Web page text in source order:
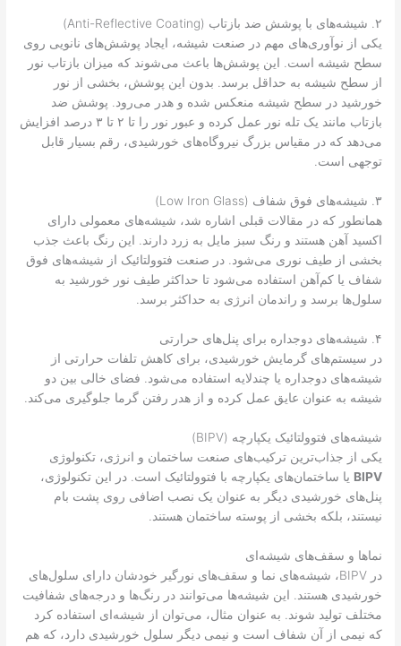
۲. شیشه‌های با پوشش ضد بازتاب (Anti-Reflective Coating)
یکی از نوآوری‌های مهم در صنعت شیشه، ایجاد پوشش‌های نانویی روی
سطح شیشه است. این پوشش‌ها باعث می‌شوند که میزان بازتاب نور
از سطح شیشه به حداقل برسد. بدون این پوشش، بخشی از نور
خورشید در سطح شیشه منعکس شده و هدر می‌رود. پوشش ضد
بازتاب مانند یک تله نور عمل کرده و عبور نور را تا ۲ تا ۳ درصد افزایش
می‌دهد که در مقیاس بزرگ نیروگاه‌های خورشیدی، رقم بسیار قابل
توجهی است.
۳. شیشه‌های فوق شفاف (Low Iron Glass)
همانطور که در مقالات قبلی اشاره شد، شیشه‌های معمولی دارای
اکسید آهن هستند و رنگ سبز مایل به زرد دارند. این رنگ باعث جذب
بخشی از طیف نوری می‌شود. در صنعت فتوولتائیک از شیشه‌های فوق
شفاف یا کم‌آهن استفاده می‌شود تا حداکثر طیف نور خورشید به
سلول‌ها برسد و راندمان انرژی به حداکثر برسد.
۴. شیشه‌های دوجداره برای پنل‌های حرارتی
در سیستم‌های گرمایش خورشیدی، برای کاهش تلفات حرارتی از
شیشه‌های دوجداره یا چندلایه استفاده می‌شود. فضای خالی بین دو
شیشه به عنوان عایق عمل کرده و از هدر رفتن گرما جلوگیری می‌کند.
شیشه‌های فتوولتائیک یکپارچه (BIPV)
یکی از جذاب‌ترین ترکیب‌های صنعت ساختمان و انرژی، تکنولوژی
BIPV یا ساختمان‌های یکپارچه با فتوولتائیک است. در این تکنولوژی،
پنل‌های خورشیدی دیگر به عنوان یک نصب اضافی روی پشت بام
نیستند، بلکه بخشی از پوسته ساختمان هستند.
نماها و سقف‌های شیشه‌ای
در BIPV، شیشه‌های نما و سقف‌های نورگیر خودشان دارای سلول‌های
خورشیدی هستند. این شیشه‌ها می‌توانند در رنگ‌ها و درجه‌های شفافیت
مختلف تولید شوند. به عنوان مثال، می‌توان از شیشه‌ای استفاده کرد
که نیمی از آن شفاف است و نیمی دیگر سلول خورشیدی دارد، که هم